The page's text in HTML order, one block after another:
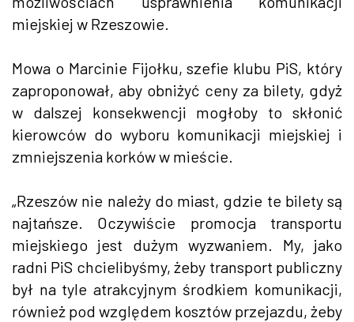
miejskiej w Rzeszowie.
Mowa o Marcinie Fijołku, szefie klubu PiS, który
zaproponował, aby obniżyć ceny za bilety, gdyż
w dalszej konsekwencji mogłoby to skłonić
kierowców do wyboru komunikacji miejskiej i
zmniejszenia korków w mieście.
„Rzeszów nie należy do miast, gdzie te bilety są
najtańsze. Oczywiście promocja transportu
miejskiego jest dużym wyzwaniem. My, jako
radni PiS chcielibyśmy, żeby transport publiczny
był na tyle atrakcyjnym środkiem komunikacji,
również pod względem kosztów przejazdu, żeby